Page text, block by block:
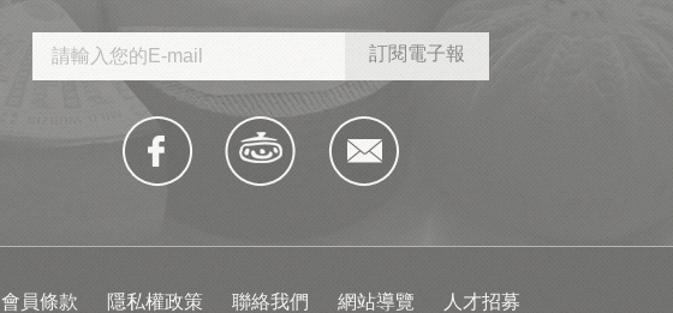
會員條款 隱私權政策 聯絡我們 網站導覽 人才招募